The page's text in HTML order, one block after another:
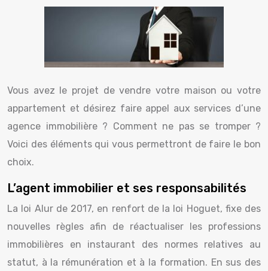
Vous avez le projet de vendre votre maison ou votre
appartement et désirez faire appel aux services d’une
agence immobilière ? Comment ne pas se tromper ?
Voici des éléments qui vous permettront de faire le bon
choix.
L’agent immobilier et ses responsabilités
La loi Alur de 2017, en renfort de la loi Hoguet, fixe des
nouvelles règles afin de réactualiser les professions
immobilières en instaurant des normes relatives au
statut, à la rémunération et à la formation. En sus des